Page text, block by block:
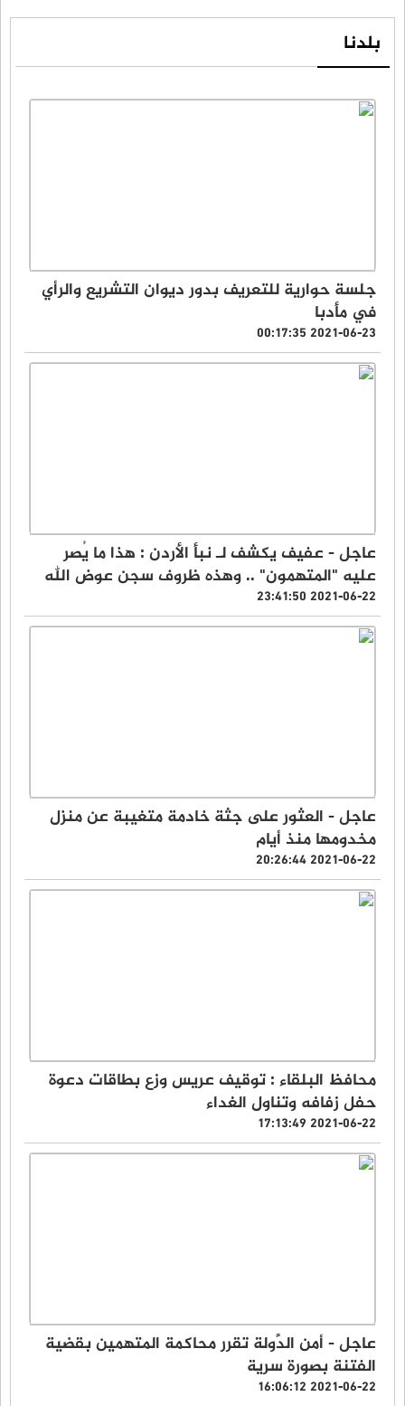
بلدنا
جلسة حوارية للتعريف بدور ديوان التشريع والرأي
في مأدبا
2021-06-23 00:17:35
عاجل - عفيف يكشف لـ نبأ الأردن : هذا ما يُصر
عليه "المتهمون" .. وهذه ظروف سجن عوض الله
2021-06-22 23:41:50
عاجل - العثور على جثة خادمة متغيبة عن منزل
مخدومها منذ أيام
2021-06-22 20:26:44
محافظ البلقاء : توقيف عريس وزع بطاقات دعوة
حفل زفافه وتناول الغداء
2021-06-22 17:13:49
عاجل - أمن الدَّولة تقرر محاكمة المتهمين بقضية
الفتنة بصورة سرية
2021-06-22 16:06:12